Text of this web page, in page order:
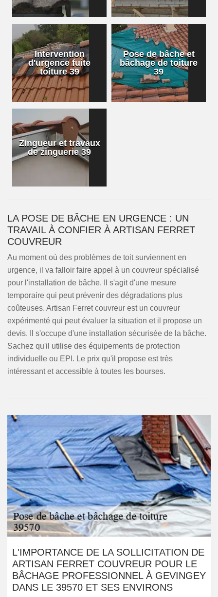
Intervention
d'urgence fuite
toiture 39
Pose de bâche et
bâchage de toiture
39
Zingueur et travaux
de zinguerie 39
LA POSE DE BÂCHE EN URGENCE : UN
TRAVAIL À CONFIER À ARTISAN FERRET
COUVREUR
Au moment où des problèmes de toit surviennent en
urgence, il va falloir faire appel à un couvreur spécialisé
pour l'installation de bâche. Il s'agit d'une mesure
temporaire qui peut prévenir des dégradations plus
coûteuses. Artisan Ferret couvreur est un couvreur
expérimenté qui peut évaluer la situation et il propose un
devis. Il s'occupe d'une installation sécurisée de la bâche.
Sachez qu'il utilise des équipements de protection
individuelle ou EPI. Le prix qu'il propose est très
intéressant et accessible à toutes les bourses.
L'IMPORTANCE DE LA SOLLICITATION DE
ARTISAN FERRET COUVREUR POUR LE
BÂCHAGE PROFESSIONNEL À GEVINGEY
DANS LE 39570 ET SES ENVIRONS